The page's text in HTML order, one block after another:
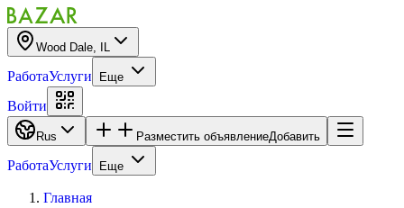
Wood Dale, IL
РаботаУслуги Еще
Войти
Rus Разместить объявлениеДобавить
РаботаУслуги Еще
Главная